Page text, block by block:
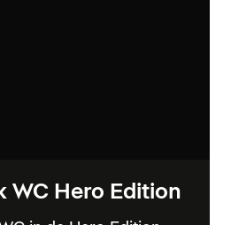
WC Hero Edition